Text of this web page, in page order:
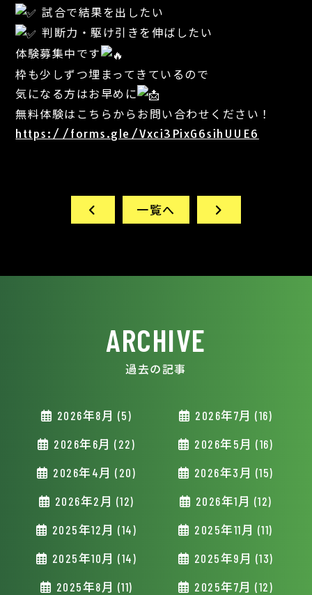
試合で結果を出したい
判断力・駆け引きを伸ばしたい
体験募集中です
枠も少しずつ埋まってきているので
気になる方はお早めに
無料体験はこちらからお問い合わせください！
https://forms.gle/Vxci3PixG6sihUUE6
一覧へ
ARCHIVE
過去の記事
2026年8月 (5) 2026年7月 (16)
2026年6月 (22) 2026年5月 (16)
2026年4月 (20) 2026年3月 (15)
2026年2月 (12) 2026年1月 (12)
2025年12月 (14) 2025年11月 (11)
2025年10月 (14) 2025年9月 (13)
2025年8月 (11) 2025年7月 (12)